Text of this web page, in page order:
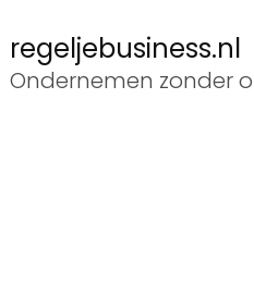
regeljebusiness.nl
Ondernemen zonder